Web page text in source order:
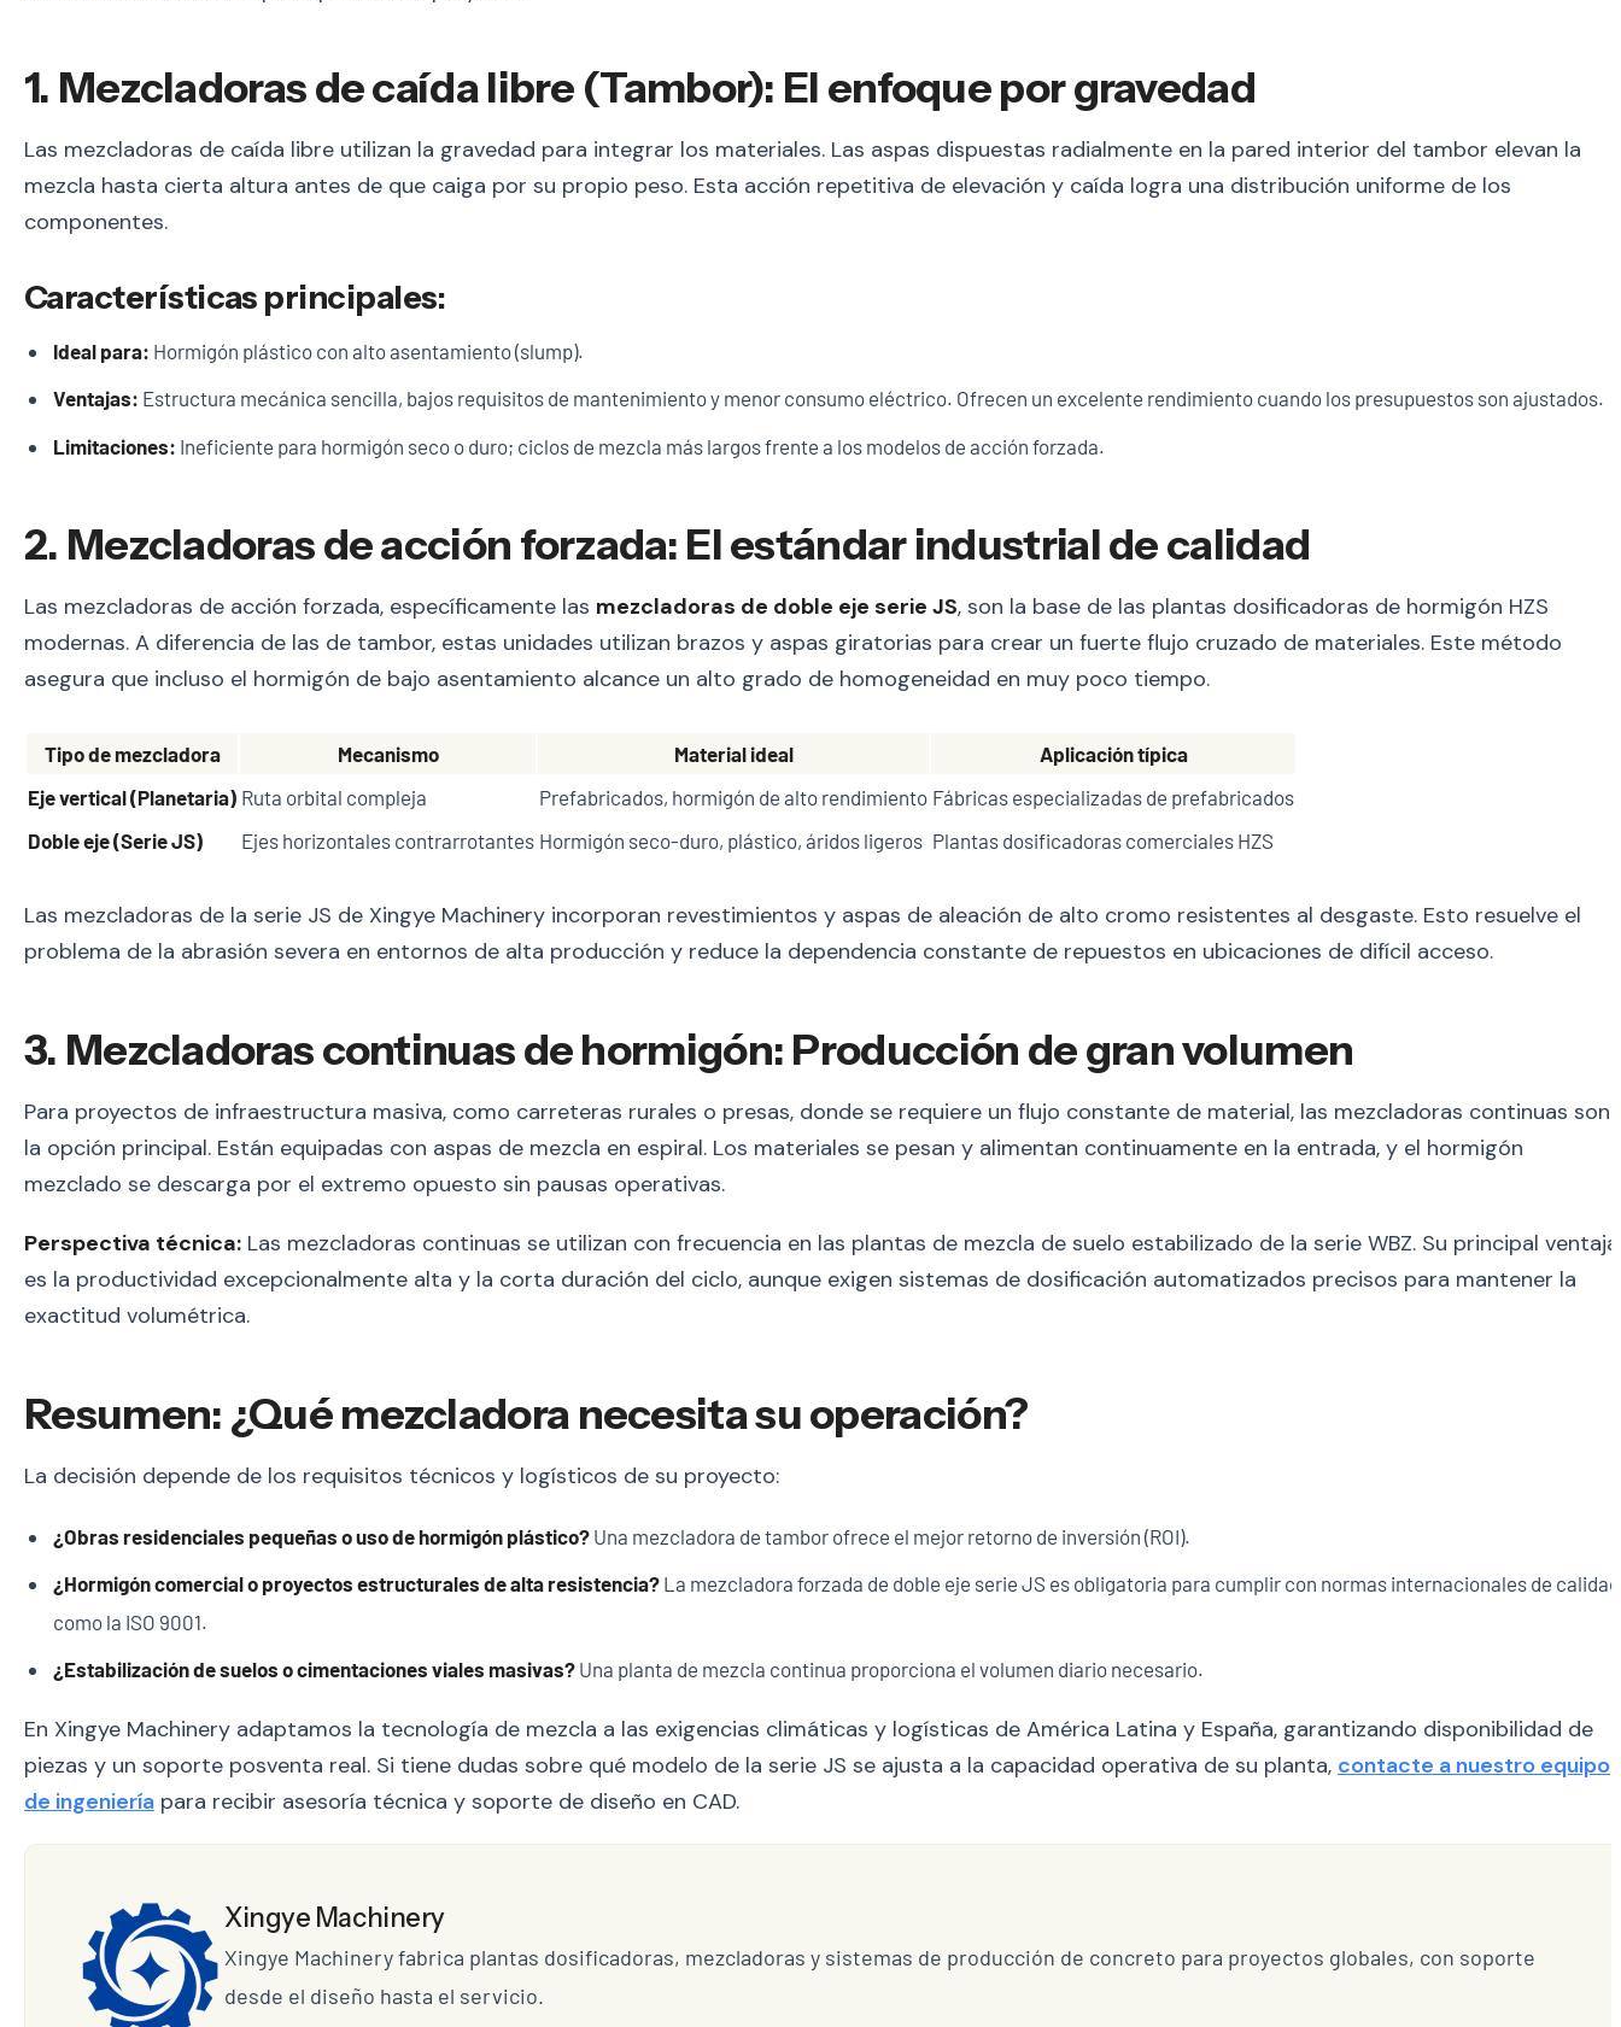
1. Mezcladoras de caída libre (Tambor): El enfoque por gravedad
Las mezcladoras de caída libre utilizan la gravedad para integrar los materiales. Las aspas dispuestas radialmente en la pared interior del tambor elevan la
mezcla hasta cierta altura antes de que caiga por su propio peso. Esta acción repetitiva de elevación y caída logra una distribución uniforme de los
componentes.
Características principales:
Ideal para: Hormigón plástico con alto asentamiento (slump).
Ventajas: Estructura mecánica sencilla, bajos requisitos de mantenimiento y menor consumo eléctrico. Ofrecen un excelente rendimiento cuando los presupuestos son ajustados.
Limitaciones: Ineficiente para hormigón seco o duro; ciclos de mezcla más largos frente a los modelos de acción forzada.
2. Mezcladoras de acción forzada: El estándar industrial de calidad
Las mezcladoras de acción forzada, específicamente las mezcladoras de doble eje serie JS, son la base de las plantas dosificadoras de hormigón HZS
modernas. A diferencia de las de tambor, estas unidades utilizan brazos y aspas giratorias para crear un fuerte flujo cruzado de materiales. Este método
asegura que incluso el hormigón de bajo asentamiento alcance un alto grado de homogeneidad en muy poco tiempo.
Tipo de mezcladora Mecanismo Material ideal
Aplicación típica
Eje vertical (Planetaria) Ruta orbital compleja Prefabricados, hormigón de alto rendimiento Fábricas especializadas de prefabricados
Doble eje (Serie JS)
Ejes horizontales contrarrotantes Hormigón seco-duro, plástico, áridos ligeros Plantas dosificadoras comerciales HZS
Las mezcladoras de la serie JS de Xingye Machinery incorporan revestimientos y aspas de aleación de alto cromo resistentes al desgaste. Esto resuelve el
problema de la abrasión severa en entornos de alta producción y reduce la dependencia constante de repuestos en ubicaciones de difícil acceso.
3. Mezcladoras continuas de hormigón: Producción de gran volumen
Para proyectos de infraestructura masiva, como carreteras rurales o presas, donde se requiere un flujo constante de material, las mezcladoras continuas son
la opción principal. Están equipadas con aspas de mezcla en espiral. Los materiales se pesan y alimentan continuamente en la entrada, y el hormigón
mezclado se descarga por el extremo opuesto sin pausas operativas.
Perspectiva técnica: Las mezcladoras continuas se utilizan con frecuencia en las plantas de mezcla de suelo estabilizado de la serie WBZ. Su principal ventaja
es la productividad excepcionalmente alta y la corta duración del ciclo, aunque exigen sistemas de dosificación automatizados precisos para mantener la
exactitud volumétrica.
Resumen: ¿Qué mezcladora necesita su operación?
La decisión depende de los requisitos técnicos y logísticos de su proyecto:
¿Obras residenciales pequeñas o uso de hormigón plástico?Una mezcladora de tambor ofrece el mejor retorno de inversión (ROI).
¿Hormigón comercial o proyectos estructurales de alta resistencia?La mezcladora forzada de doble eje serie JS es obligatoria para cumplir con normas internacionales de calidad
como la ISO 9001.
¿Estabilización de suelos o cimentaciones viales masivas?Una planta de mezcla continua proporciona el volumen diario necesario.
En Xingye Machinery adaptamos la tecnología de mezcla a las exigencias climáticas y logísticas de América Latina y España, garantizando disponibilidad de
piezas y un soporte posventa real. Si tiene dudas sobre qué modelo de la serie JS se ajusta a la capacidad operativa de su planta, contacte a nuestro equipo
de ingeniería para recibir asesoría técnica y soporte de diseño en CAD.
Xingye Machinery
Xingye Machinery fabrica plantas dosificadoras, mezcladoras y sistemas de producción de concreto para proyectos globales, con soporte
desde el diseño hasta el servicio.